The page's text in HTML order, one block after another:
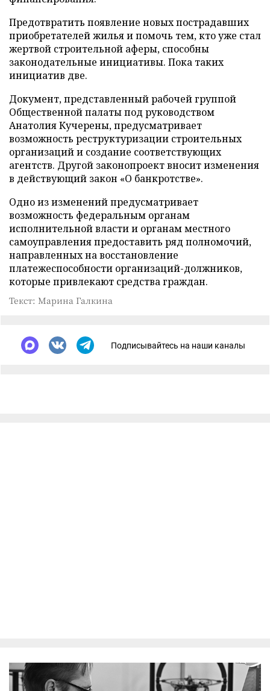
Предотвратить появление новых пострадавших
приобретателей жилья и помочь тем, кто уже стал
жертвой строительной аферы, способны
законодательные инициативы. Пока таких
инициатив две.
Документ, представленный рабочей группой
Общественной палаты под руководством
Анатолия Кучерены, предусматривает
возможность реструктуризации строительных
организаций и создание соответствующих
агентств. Другой законопроект вносит изменения
в действующий закон «О банкротстве».
Одно из изменений предусматривает
возможность федеральным органам
исполнительной власти и органам местного
самоуправления предоставить ряд полномочий,
направленных на восстановление
платежеспособности организаций-должников,
которые привлекают средства граждан.
Текст: Марина Галкина
Подписывайтесь на наши каналы